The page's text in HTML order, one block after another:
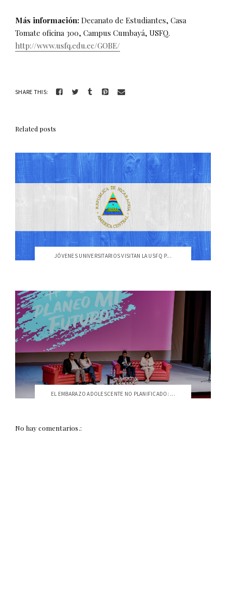
Más información: Decanato de Estudiantes, Casa
Tomate oficina 300, Campus Cumbayá, USFQ.
http://www.usfq.edu.ec/GOBE/
SHARE THIS:
Related posts
JÓVENES UNIVERSITARIOS VISITAN LA USFQ P...
EL EMBARAZO ADOLESCENTE NO PLANIFICADO: ...
No hay comentarios.: